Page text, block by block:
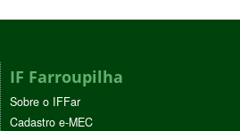
IF Farroupilha
Sobre o IFFar
Cadastro e-MEC